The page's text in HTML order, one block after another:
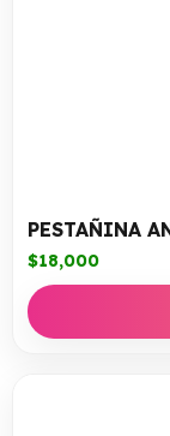
PESTAÑINA
$18,000